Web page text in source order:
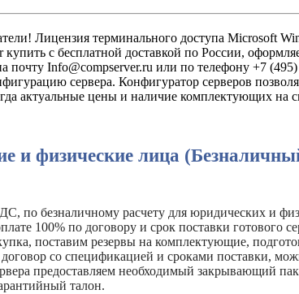
Лицензия терминального доступа Microsoft
с бесплатной доставкой по России,
почту Info@compserver.ru или по телефону +7
сервера. Конфигуратор серверов
актуальные цены и наличие комплектующих на
и физические лица
по безналичному расчету для юридических и
100% по договору и срок поставки готового
поставим резервы на комплектующие,
договор со спецификацией и сроками поставки,
предоставляем необходимый закрывающий
талон.